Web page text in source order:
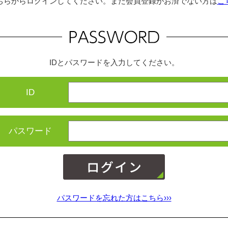
IDとパスワードを入力してください。
ID
パスワード
パスワードを忘れた方はこちら›››